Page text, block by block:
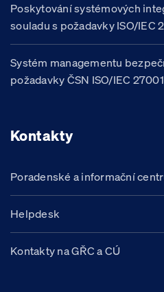
Poskytování systémových
souladu s požadavky ISO/IEC
Systém managementu
požadavky ČSN ISO/IEC
Kontakty
Poradenské a informační
Helpdesk
Kontakty na GŘC a CÚ